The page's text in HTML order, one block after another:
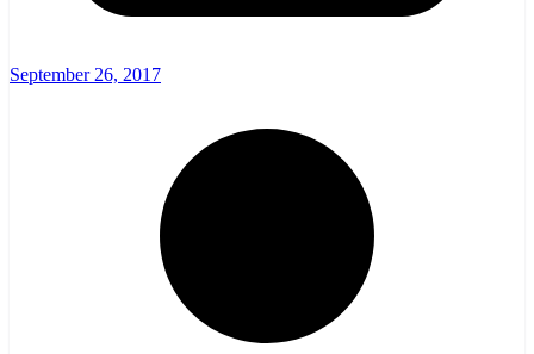
September 26, 2017